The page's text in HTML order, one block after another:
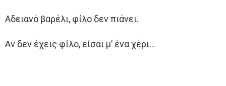
Αδειανό βαρέλι, φίλο δεν πιάνει.
Αν δεν έχεις φίλο, είσαι μ’ ένα χέρι…